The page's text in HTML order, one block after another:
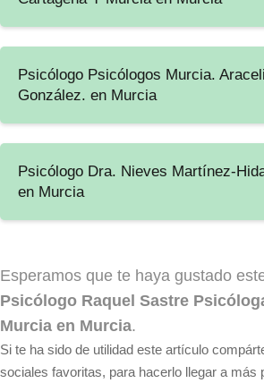
Psicólogo Psicólogos Murcia. Araceli
González. en Murcia
Psicólogo Dra. Nieves Martínez-
en Murcia
Esperamos que te haya gustado
Psicólogo Raquel Sastre
Murcia en Murcia.
Si te ha sido de utilidad este artículo
sociales favoritas, para hacerlo llegar a más